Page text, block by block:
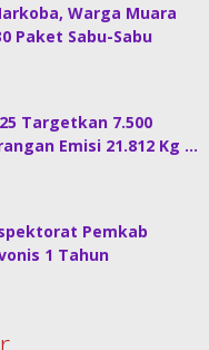
Warga Muara
Paket Sabu-Sabu
Targetkan 7.500
Emisi 21.812 Kg …
Pemkab
1 Tahun